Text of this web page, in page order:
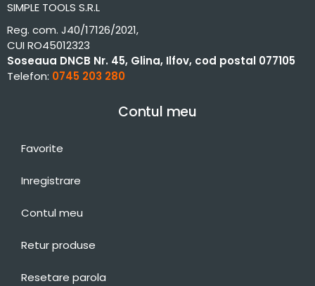
SIMPLE TOOLS S.R.L
Reg. com. J40/17126/2021,
CUI RO45012323
Soseaua DNCB Nr. 45, Glina, Ilfov, cod postal 077105
Telefon: 0745 203 280
Contul meu
Favorite
Inregistrare
Contul meu
Retur produse
Resetare parola